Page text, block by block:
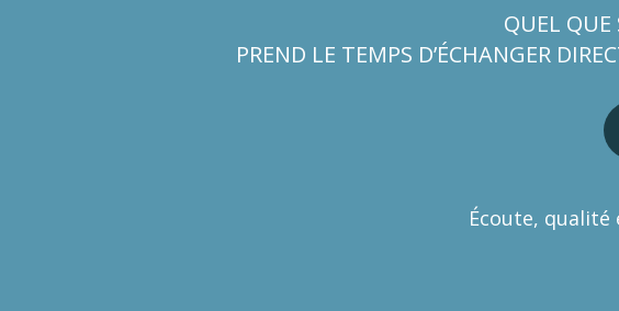
QUEL QUE
PREND LE TEMPS D’ÉCHANGER
Écoute,